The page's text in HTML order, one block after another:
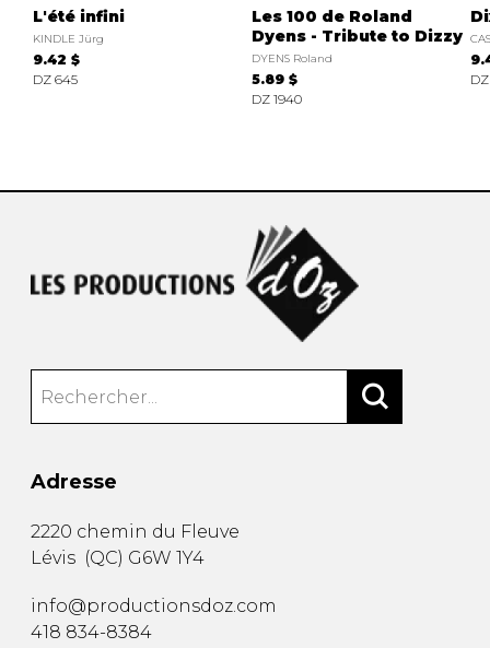
L'été infini
KINDLE Jürg
9.42 $
DZ 645
Les 100 de Roland
Dyens - Tribute to Dizzy
DYENS Roland
5.89 $
DZ 1940
Adresse
2220 chemin du Fleuve
Lévis (QC) G6W 1Y4
info@productionsdoz.com
418 834-8384